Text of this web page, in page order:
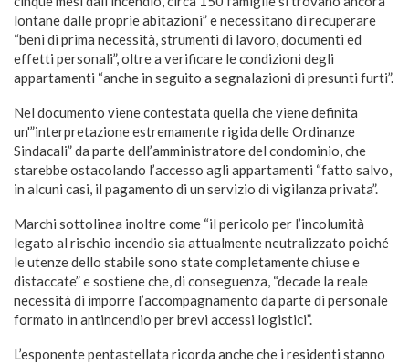
lontane dalle proprie abitazioni” e necessitano di recuperare
“beni di prima necessità, strumenti di lavoro, documenti ed
effetti personali”, oltre a verificare le condizioni degli
appartamenti “anche in seguito a segnalazioni di presunti furti”.
Nel documento viene contestata quella che viene definita
un'”interpretazione estremamente rigida delle Ordinanze
Sindacali” da parte dell’amministratore del condominio, che
starebbe ostacolando l’accesso agli appartamenti “fatto salvo,
in alcuni casi, il pagamento di un servizio di vigilanza privata”.
Marchi sottolinea inoltre come “il pericolo per l’incolumità
legato al rischio incendio sia attualmente neutralizzato poiché
le utenze dello stabile sono state completamente chiuse e
distaccate” e sostiene che, di conseguenza, “decade la reale
necessità di imporre l’accompagnamento da parte di personale
formato in antincendio per brevi accessi logistici”.
L’esponente pentastellata ricorda anche che i residenti stanno